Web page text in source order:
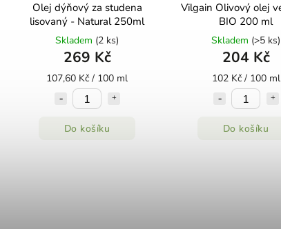
Olej dýňový za studena
lisovaný - Natural 250ml
Skladem (2 ks)
269 Kč
107,60 Kč / 100 ml
Do košíku
Vilgain Olivový olej
BIO 200 ml
Skladem (>5 ks)
204 Kč
102 Kč / 100 ml
Do košíku